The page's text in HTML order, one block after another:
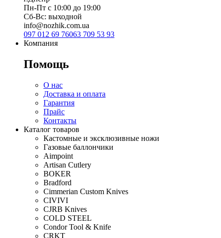
Пн-Пт с 10:00 до 19:00
Сб-Вс: выходной
info@nozhik.com.ua
097 012 69 76063 709 53 93
Компания
Помощь
О нас
Доставка и оплата
Гарантия
Прайс
Контакты
Каталог товаров
Кастомные и эксклюзивные ножи
Газовые баллончики
Aimpoint
Artisan Cutlery
BOKER
Bradford
Cimmerian Custom Knives
CIVIVI
CJRB Knives
COLD STEEL
Condor Tool & Knife
CRKT